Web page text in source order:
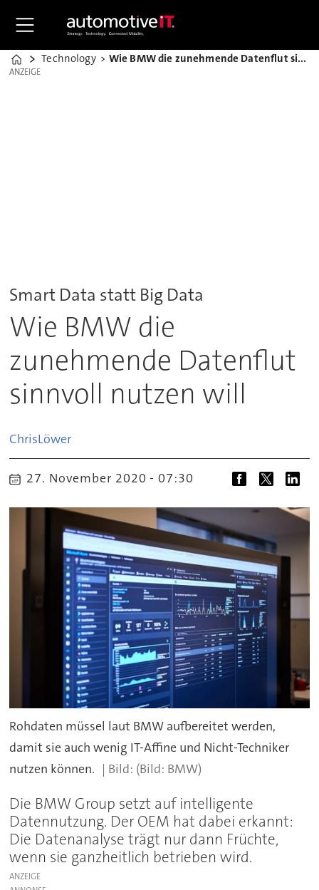
Home
Technology Wie BMW die zunehmende Datenflut sinnvoll nutzen will
ANZEIGE
ANZEIGE
Smart Data statt Big Data
Wie BMW die
zunehmende Datenflut
sinnvoll nutzen will
ChrisLöwer
27. November 2020 - 07:30
Rohdaten müssel laut BMW aufbereitet werden,
damit sie auch wenig IT-Affine und Nicht-Techniker
nutzen können.
(Bild: BMW)
Die BMW Group setzt auf intelligente
Datennutzung. Der OEM hat dabei erkannt:
Die Datenanalyse trägt nur dann Früchte,
wenn sie ganzheitlich betrieben wird.
ANZEIGE